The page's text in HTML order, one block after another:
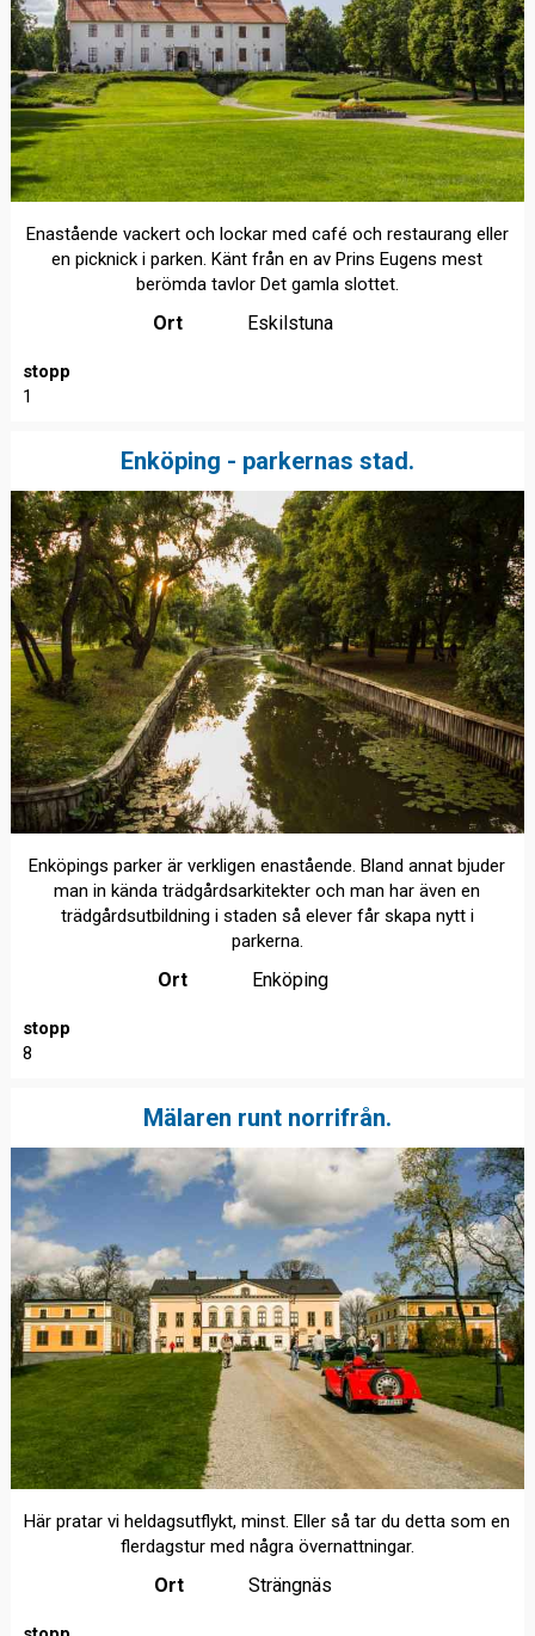
Enastående vackert och lockar med café och restaurang eller
en picknick i parken. Känt från en av Prins Eugens mest
berömda tavlor Det gamla slottet.
Ort Eskilstuna
stopp
1
Enköping - parkernas stad.
Enköpings parker är verkligen enastående. Bland annat bjuder
man in kända trädgårdsarkitekter och man har även en
trädgårdsutbildning i staden så elever får skapa nytt i
parkerna.
Ort Enköping
stopp
8
Mälaren runt norrifrån.
Här pratar vi heldagsutflykt, minst. Eller så tar du detta som en
flerdagstur med några övernattningar.
Ort Strängnäs